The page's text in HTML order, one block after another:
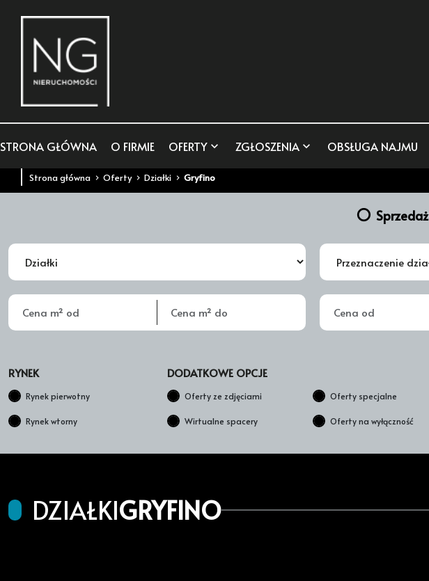
STRONA GŁÓWNA O FIRMIE OFERTY ZGŁOSZENIA OBSŁUGA NAJMU
Strona główna Oferty Działki Gryfino
Sprzedaż
RYNEK
Rynek pierwotny
Rynek wtorny
DODATKOWE OPCJE
Oferty ze zdjęciami Oferty specjalne
Wirtualne spacery Oferty na wyłączność
DZIAŁKIGRYFINO